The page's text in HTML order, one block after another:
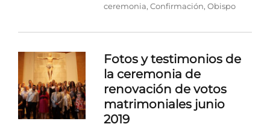
ceremonia,Confirmación,Obispo
Fotos y testimonios de
la ceremonia de
renovación de votos
matrimoniales junio
2019